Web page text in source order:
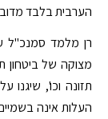
הערבית בלבד מדובר ב50%
רן מלמד סמנכ"ל
מצוקה של ביטחון
תזונה וכו', שיגנו